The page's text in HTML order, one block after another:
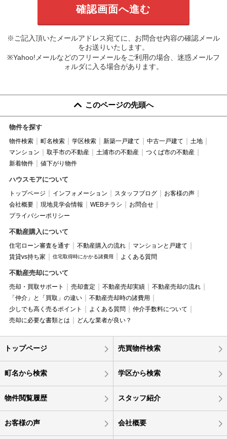
※ご記入頂いたメールアドレス宛てに、お問合せ内容の確認メール
をお送りいたします。
※Yahoo!メールなどのフリーメールをご利用の場合、迷惑メールフ
ォルダに入る場合があります。
このページの先頭へ
物件を探す
物件検索 町名検索 学区検索 新築一戸建て 中古一戸建て
土地
マンション
取手市の不動産 土浦市の不動産
つくば市の不動産
新着物件
値下がり物件
ハウスモアについて
トップページ インフォメーション スタッフブログ
お客様の声
会社概要
現地見学会情報 WEBチラシ
お問合せ
プライバシーポリシー
不動産購入について
住宅ローン審査を通す 不動産購入の流れ
マンションと戸建て
賃貸vs持ち家
住宅取得時にかかる諸費用 よくある質問
不動産売却について
売却・買取サポート 売却査定 不動産売却実績
不動産売却の流れ
「仲介」と「買取」の違い
不動産売却時の諸費用
少しでも高く売るポイント
よくある質問
仲介手数料について
売却に必要な書類とは
どんな業者が良い？
トップページ 売買物件検索
町名から検索 学区から検索
物件閲覧履歴 スタッフ紹介
お客様の声 会社概要